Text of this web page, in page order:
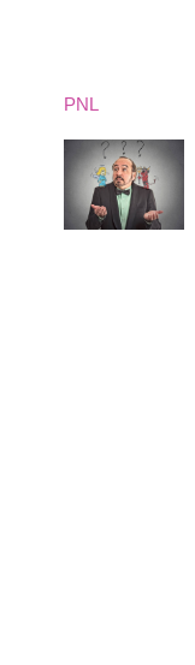
PNL